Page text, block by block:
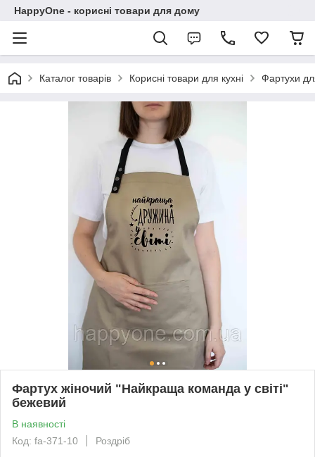
HappyOne - корисні товари для дому
Каталог товарів Корисні товари для кухні Фартухи
Фартух жіночий "Найкраща команда у світі"
бежевий
В наявності
Код: fa-371-10
Роздріб